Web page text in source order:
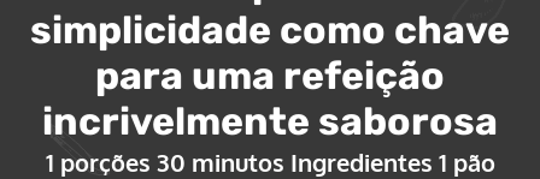
simplicidade como chave
para uma refeição
incrivelmente saborosa
1 porções 30 minutos Ingredientes 1 pão